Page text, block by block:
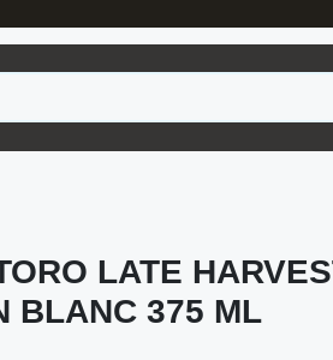
LATE
BLANC 375 ML